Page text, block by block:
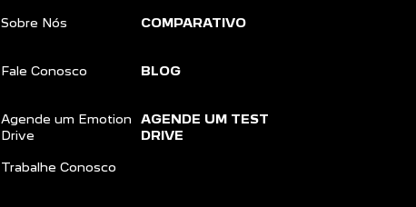
Sobre Nós
Fale Conosco
Agende um Emotion
Drive
Trabalhe Conosco
COMPARATIVO
BLOG
AGENDE UM TEST
DRIVE